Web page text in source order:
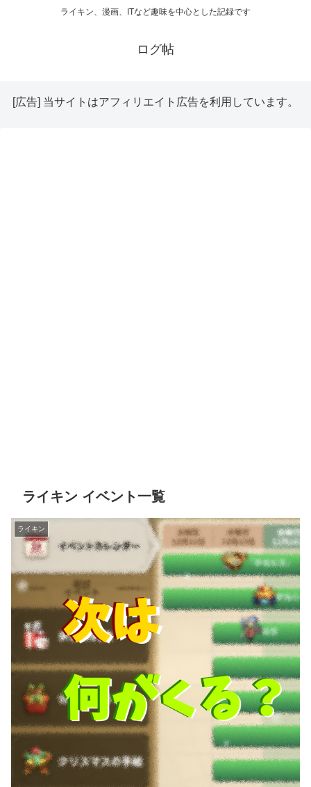
ライキン、漫画、ITなど趣味を中心とした記録です
ログ帖
[広告] 当サイトはアフィリエイト広告を利用しています。
ライキン イベント一覧
ライキン